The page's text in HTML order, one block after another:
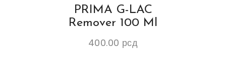
PRIMA G-LAC
Remover 100 Ml
400.00 рсд